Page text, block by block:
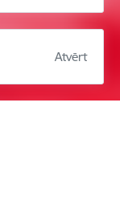
Atvērt